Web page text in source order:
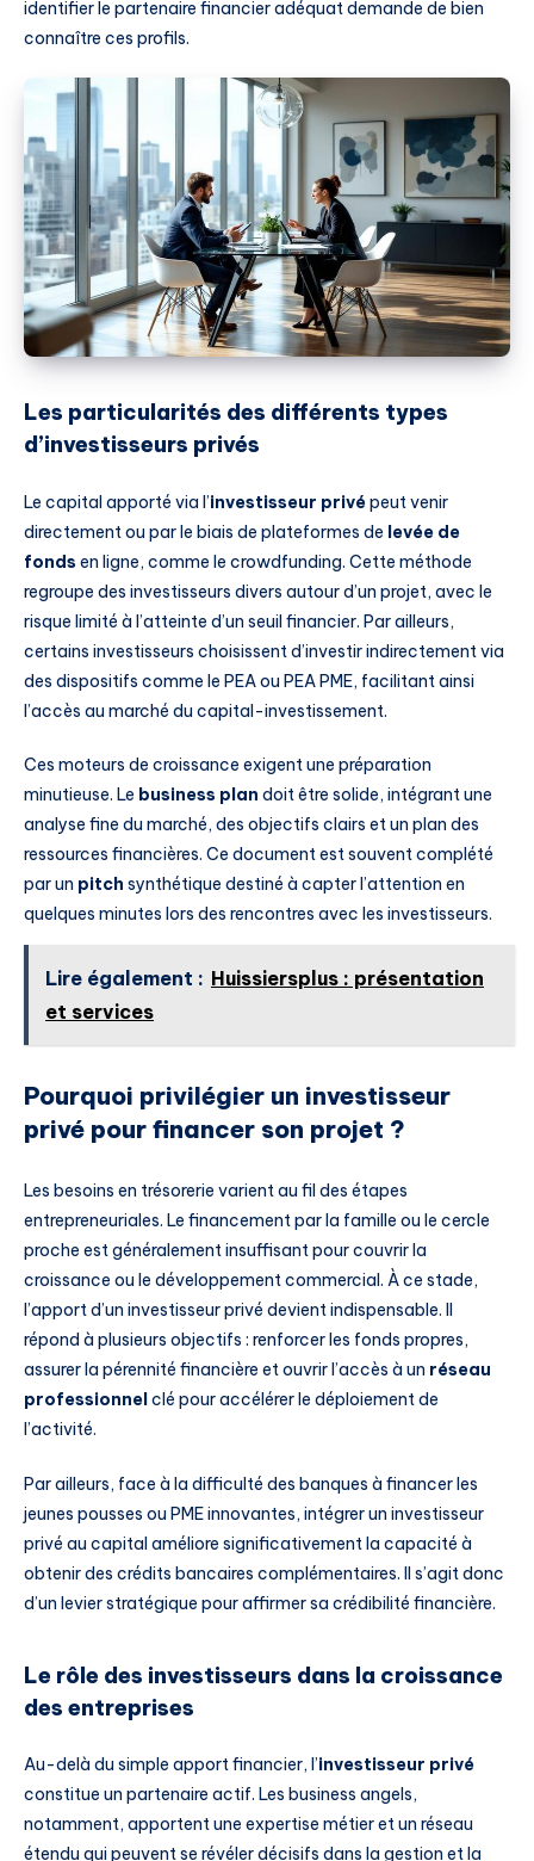
identifier le partenaire financier adéquat demande de bien
connaître ces profils.
Les particularités des différents types
d’investisseurs privés
Le capital apporté via l’investisseur privépeut venir
directement ou par le biais de plateformes de levée de
fonds en ligne, comme le crowdfunding. Cette méthode
regroupe des investisseurs divers autour d’un projet, avec le
risque limité à l’atteinte d’un seuil financier. Par ailleurs,
certains investisseurs choisissent d’investir indirectement via
des dispositifs comme le PEA ou PEA PME, facilitant ainsi
l’accès au marché du capital-investissement.
Ces moteurs de croissance exigent une préparation
minutieuse. Le business plan doit être solide, intégrant une
analyse fine du marché, des objectifs clairs et un plan des
ressources financières. Ce document est souvent complété
par un pitch synthétique destiné à capter l’attention en
quelques minutes lors des rencontres avec les investisseurs.
Lire également : Huissiersplus : présentation
et services
Pourquoi privilégier un investisseur
privé pour financer son projet ?
Les besoins en trésorerie varient au fil des étapes
entrepreneuriales. Le financement par la famille ou le cercle
proche est généralement insuffisant pour couvrir la
croissance ou le développement commercial. À ce stade,
l’apport d’un investisseur privé devient indispensable. Il
répond à plusieurs objectifs : renforcer les fonds propres,
assurer la pérennité financière et ouvrir l’accès à un réseau
professionnelclé pour accélérer le déploiement de
l’activité.
Par ailleurs, face à la difficulté des banques à financer les
jeunes pousses ou PME innovantes, intégrer un investisseur
privé au capital améliore significativement la capacité à
obtenir des crédits bancaires complémentaires. Il s’agit donc
d’un levier stratégique pour affirmer sa crédibilité financière.
Le rôle des investisseurs dans la croissance
des entreprises
Au-delà du simple apport financier, l’investisseur privé
constitue un partenaire actif. Les business angels,
notamment, apportent une expertise métier et un réseau
étendu qui peuvent se révéler décisifs dans la gestion et la